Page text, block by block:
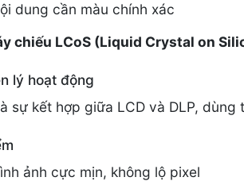
dung cần màu chính xác
chiếu LCoS (Liquid Crystal on
lý hoạt động
sự kết hợp giữa LCD và DLP,
ảnh cực mịn, không lộ pixel